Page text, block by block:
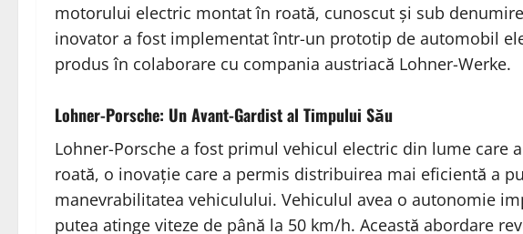
motorului electric montat în roată, cunoscut și sub
inovator a fost implementat într-un prototip de automobil
produs în colaborare cu compania austriacă Lohner-Werke.
Lohner-Porsche: Un Avant-Gardist al Timpului Său
Lohner-Porsche a fost primul vehicul electric din lume care
roată, o inovație care a permis distribuirea mai eficientă a
manevrabilitatea vehiculului. Vehiculul avea o autonomie
putea atinge viteze de până la 50 km/h. Această abordare